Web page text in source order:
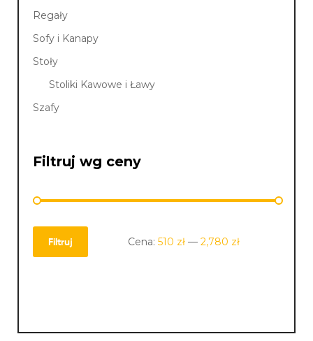
Regały
Sofy i Kanapy
Stoły
Stoliki Kawowe i Ławy
Szafy
Filtruj wg ceny
Filtruj Cena:510 zł —2,780 zł